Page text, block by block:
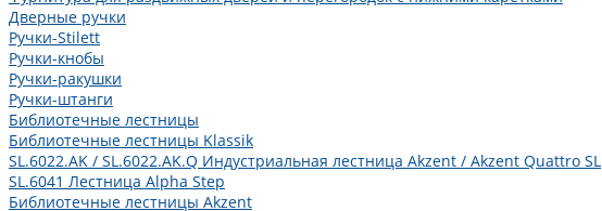
Дверные ручки
Ручки-Stilett
Ручки-кнобы
Ручки-ракушки
Ручки-штанги
Библиотечные лестницы
Библиотечные лестницы Klassik
SL.6022.AK / SL.6022.AK.Q Индустриальная лестница Akzent / Akzent Quattro SL
SL.6041 Лестница Alpha Step
Библиотечные лестницы Akzent